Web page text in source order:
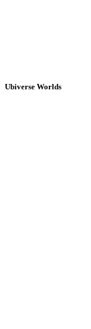
Ubiverse Worlds